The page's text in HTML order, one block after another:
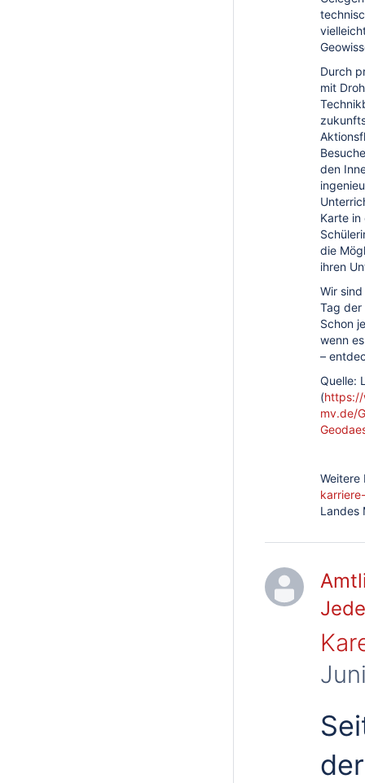
Durch
mit
den
Karte
die
ihren
Wir
Tag der
Schon
wenn
–
Quelle:
(
mv.de/
Landes